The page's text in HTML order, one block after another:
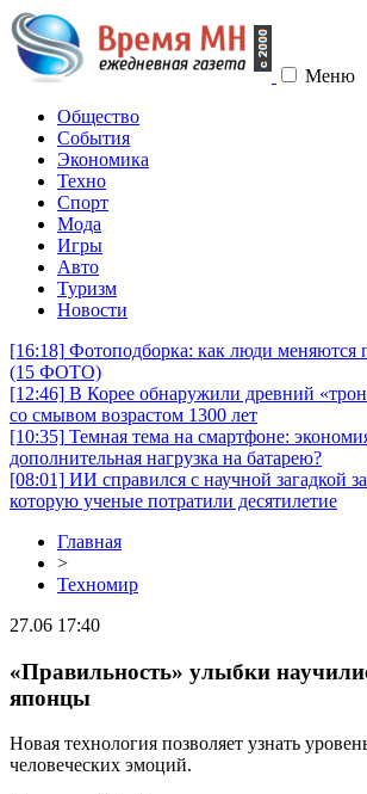
Меню
Общество
События
Экономика
Техно
Спорт
Мода
Игры
Авто
Туризм
Новости
[16:18] Фотоподборка: как люди меняются
(15 ФОТО)
[12:46] В Корее обнаружили древний
со смывом возрастом 1300 лет
[10:35] Темная тема на смартфоне:
дополнительная нагрузка на батарею?
[08:01] ИИ справился с научной загадкой
которую ученые потратили десятилетие
Главная
>
Техномир
27.06 17:40
«Правильность» улыбки
японцы
Новая технология позволяет узнать
человеческих эмоций.